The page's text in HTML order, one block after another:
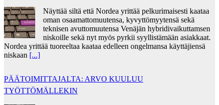
Näyttää siltä että Nordea yrittää pelkurimaisesti kaataa
oman osaamattomuutensa, kyvyttömyytensä sekä
teknisen avuttomuutensa Venäjän hybridivaikuttamsen
niskoille sekä nyt myös pyrkii syyllistämään asiakkaat.
Nordea yrittää tuoreeltaa kaataa edelleen ongelmansa käyttäjiensä
niskaan [...]
PÄÄTOIMITTAJALTA: ARVO KUULUU
TYÖTTÖMÄLLEKIN